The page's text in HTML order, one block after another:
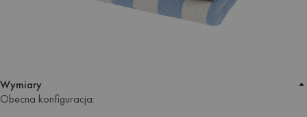
Wymiary
Obecna konfiguracja: